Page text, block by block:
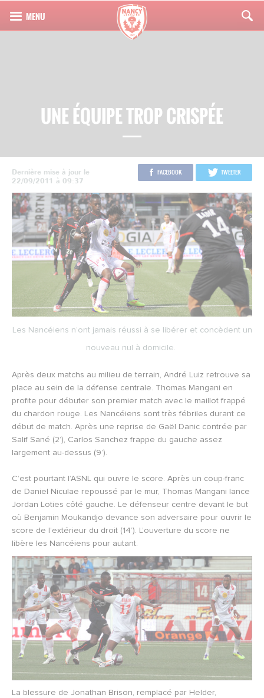
UNE ÉQUIPE TROP CRISPÉE
Dernière mise à jour le
22/09/2011 à 09:37
FACEBOOK TWEETER
Les Nancéiens n’ont jamais réussi à se libérer et concèdent un
nouveau nul à domicile.
Après deux matchs au milieu de terrain, André Luiz retrouve sa
place au sein de la défense centrale. Thomas Mangani en
profite pour débuter son premier match avec le maillot frappé
du chardon rouge. Les Nancéiens sont très fébriles durant ce
début de match. Après une reprise de Gaël Danic contrée par
Salif Sané (2’), Carlos Sanchez frappe du gauche assez
largement au-dessus (9’).
C’est pourtant l’ASNL qui ouvre le score. Après un coup-franc
de Daniel Niculae repoussé par le mur, Thomas Mangani lance
Jordan Loties côté gauche. Le défenseur centre devant le but
où Benjamin Moukandjo devance son adversaire pour ouvrir le
score de l’extérieur du droit (14’). L’ouverture du score ne
libère les Nancéiens pour autant.
La blessure de Jonathan Brison, remplacé par Helder,